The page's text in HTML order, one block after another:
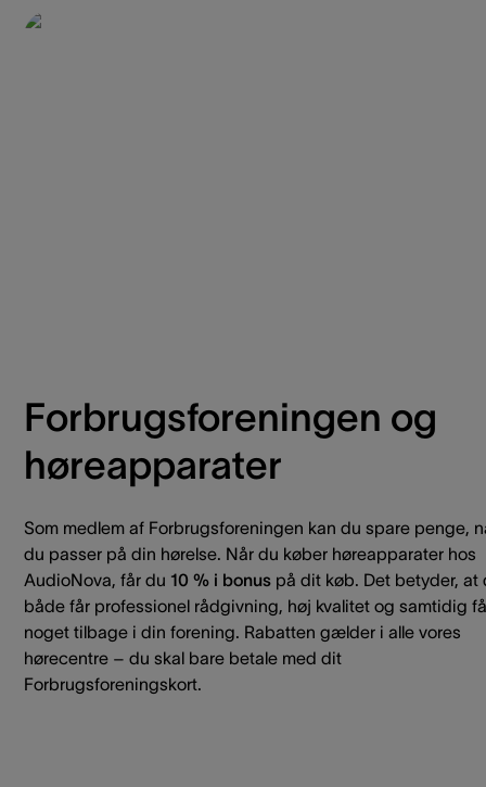
Forbrugsforeningen og
høreapparater
Som medlem af Forbrugsforeningen kan du spare penge,
du passer på din hørelse. Når du køber høreapparater hos
AudioNova, får du 10 % i bonus på dit køb. Det betyder, at
både får professionel rådgivning, høj kvalitet og samtidig
noget tilbage i din forening. Rabatten gælder i alle vores
hørecentre – du skal bare betale med dit
Forbrugsforeningskort.